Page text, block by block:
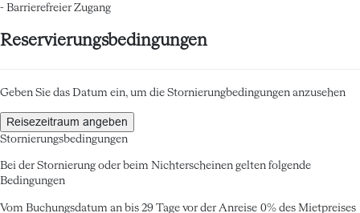
- Barrierefreier Zugang
Reservierungsbedingungen
Geben Sie das Datum ein, um die Stornierungbedingungen anzusehen
Reisezeitraum angeben
Stornierungsbedingungen
Bei der Stornierung oder beim Nichterscheinen gelten folgende
Bedingungen
Vom Buchungsdatum an bis 29 Tage vor der Anreise 0% des Mietpreises